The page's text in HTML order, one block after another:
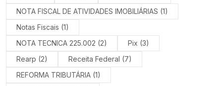
NOTA FISCAL DE ATIVIDADES IMOBILIÁRIAS (1)
Notas Fiscais (1)
NOTA TECNICA 225.002 (2) Pix (3)
Rearp (2) Receita Federal (7)
REFORMA TRIBUTÁRIA (1)